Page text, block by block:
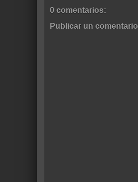
0 comentarios:
Publicar un comentario